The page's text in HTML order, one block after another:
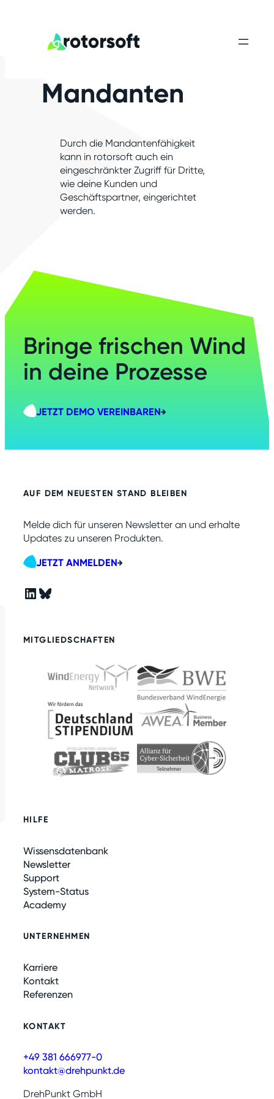
Mandanten
Durch die Mandantenfähigkeit
kann in rotorsoft auch ein
eingeschränkter Zugriff für Dritte,
wie deine Kunden und
Geschäftspartner, eingerichtet
werden.
Bringe frischen Wind
in deine Prozesse
JETZT DEMO VEREINBAREN
AUF DEM NEUESTEN STAND BLEIBEN
Melde dich für unseren Newsletter an und erhalte
Updates zu unseren Produkten.
JETZT ANMELDEN
LinkedIn Bluesky
MITGLIEDSCHAFTEN
HILFE
Wissensdatenbank
Newsletter
Support
System-Status
Academy
UNTERNEHMEN
Karriere
Kontakt
Referenzen
KONTAKT
+49 381 666977-0
kontakt@drehpunkt.de
DrehPunkt GmbH